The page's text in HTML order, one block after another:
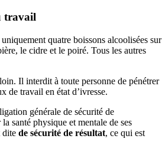
travail
quatre boissons alcoolisées sur
le cidre et le poiré. Tous les autres
Il interdit à toute personne de pénétrer
de travail en état d’ivresse.
générale de sécurité de
santé physique et mentale de ses
ditede sécurité de résultat, ce qui est